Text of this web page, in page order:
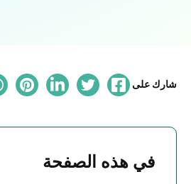
شارك على
في هذه الصفحة